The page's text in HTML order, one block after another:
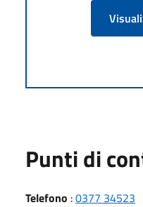
Punti di
Telefono :0377 34523